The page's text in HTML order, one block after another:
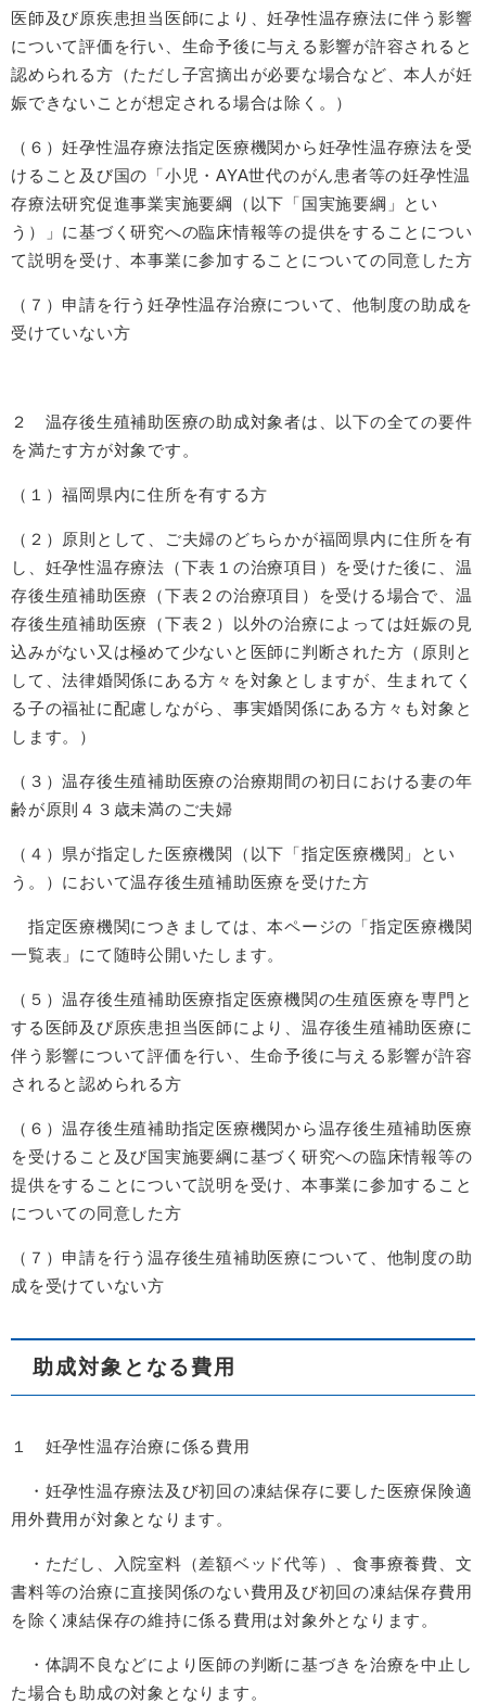
医師及び原疾患担当医師により、妊孕性温存療法に伴う影響
について評価を行い、生命予後に与える影響が許容されると
認められる方（ただし子宮摘出が必要な場合など、本人が妊
娠できないことが想定される場合は除く。）
（６）妊孕性温存療法指定医療機関から妊孕性温存療法を受
けること及び国の「小児・AYA世代のがん患者等の妊孕性温
存療法研究促進事業実施要綱（以下「国実施要綱」とい
う）」に基づく研究への臨床情報等の提供をすることについ
て説明を受け、本事業に参加することについての同意した方
（７）申請を行う妊孕性温存治療について、他制度の助成を
受けていない方
２ 温存後生殖補助医療の助成対象者は、以下の全ての要件
を満たす方が対象です。
（１）福岡県内に住所を有する方
（２）原則として、ご夫婦のどちらかが福岡県内に住所を有
し、妊孕性温存療法（下表１の治療項目）を受けた後に、温
存後生殖補助医療（下表２の治療項目）を受ける場合で、温
存後生殖補助医療（下表２）以外の治療によっては妊娠の見
込みがない又は極めて少ないと医師に判断された方（原則と
して、法律婚関係にある方々を対象としますが、生まれてく
る子の福祉に配慮しながら、事実婚関係にある方々も対象と
します。）
（３）温存後生殖補助医療の治療期間の初日における妻の年
齢が原則４３歳未満のご夫婦
（４）県が指定した医療機関（以下「指定医療機関」とい
う。）において温存後生殖補助医療を受けた方
指定医療機関につきましては、本ページの「指定医療機関
一覧表」にて随時公開いたします。
（５）温存後生殖補助医療指定医療機関の生殖医療を専門と
する医師及び原疾患担当医師により、温存後生殖補助医療に
伴う影響について評価を行い、生命予後に与える影響が許容
されると認められる方
（６）温存後生殖補助指定医療機関から温存後生殖補助医療
を受けること及び国実施要綱に基づく研究への臨床情報等の
提供をすることについて説明を受け、本事業に参加すること
についての同意した方
（７）申請を行う温存後生殖補助医療について、他制度の助
成を受けていない方
助成対象となる費用
１ 妊孕性温存治療に係る費用
・妊孕性温存療法及び初回の凍結保存に要した医療保険適
用外費用が対象となります。
・ただし、入院室料（差額ベッド代等）、食事療養費、文
書料等の治療に直接関係のない費用及び初回の凍結保存費用
を除く凍結保存の維持に係る費用は対象外となります。
・体調不良などにより医師の判断に基づきを治療を中止し
た場合も助成の対象となります。